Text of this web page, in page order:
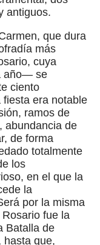
antiguos.
que dura
más
cuya
año— se
ciento
era notable
ramos de
abundancia de
de forma
totalmente
los
en el que la
la
por la misma
fue la
Batalla de
hasta que,